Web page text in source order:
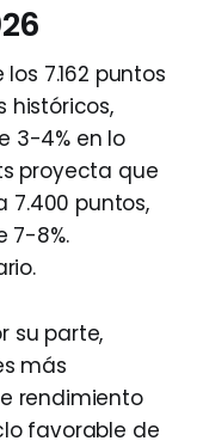
7.162 puntos
históricos,
3-4% en lo
proyecta que
7.400 puntos,
7-8%.
su parte,
más
rendimiento
favorable de